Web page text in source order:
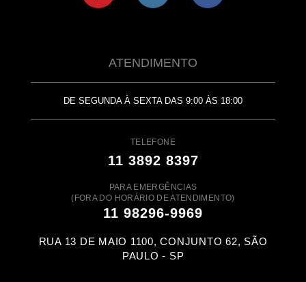
ATENDIMENTO
DE SEGUNDA À SEXTA DAS 9:00 ÀS 18:00
TELEFONE
11 3892 8397
PARA EMERGÊNCIAS
(FORA DO HORÁRIO DE ATENDIMENTO)
11 98296-9969
RUA 13 DE MAIO 1100, CONJUNTO 62, SÃO
PAULO - SP